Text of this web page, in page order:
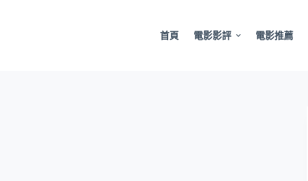
首頁 電影影評 電影推薦